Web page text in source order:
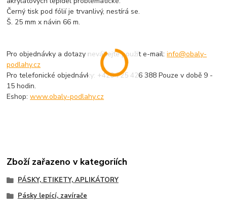
Černý tisk pod fólií je trvanlivý, nestírá se.
Š. 25 mm x návin 66 m.
Pro objednávky a dotazy neváhejte použít e-mail:info@obaly-
podlahy.cz
Pro telefonické objednávky: +420 725 426 388 Pouze v době 9 -
15 hodin.
Eshop:www.obaly-podlahy.cz
Zboží zařazeno v kategoriích
PÁSKY, ETIKETY, APLIKÁTORY
Pásky lepící, zavírače